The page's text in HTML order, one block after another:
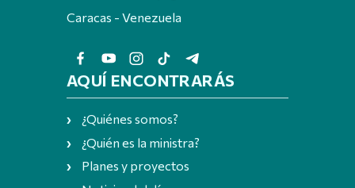
Caracas - Venezuela
AQUÍ ENCONTRARÁS
¿Quiénes somos?
¿Quién es la ministra?
Planes y proyectos